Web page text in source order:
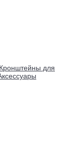
Кронштейны для